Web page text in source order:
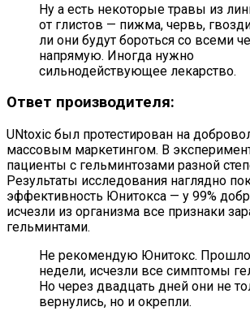
Ну а есть некоторые травы из
от глистов — пижма, червь,
ли они будут бороться со всеми
напрямую. Иногда нужно
сильнодействующее лекарство.
Ответ производителя:
UNtoxic был протестирован на
массовым маркетингом. В
пациенты с гельминтозами разной
Результаты исследования наглядно
эффективность Юнитокса — у 99%
исчезли из организма все признаки
гельминтами.
Не рекомендую Юнитокс.
недели, исчезли все симптомы
Но через двадцать дней они не
вернулись, но и окрепли.